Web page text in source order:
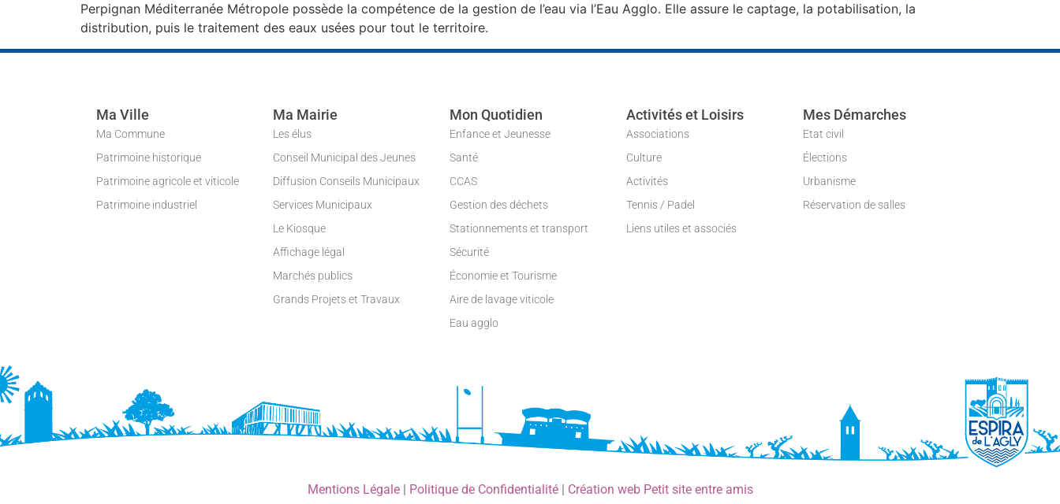
Perpignan Méditerranée Métropole possède la compétence de la gestion de l’eau via l’Eau Agglo. Elle assure le captage, la potabilisation, la
distribution, puis le traitement des eaux usées pour tout le territoire.
Ma Ville
Ma Commune
Patrimoine historique
Patrimoine agricole et viticole
Patrimoine industriel
Ma Mairie
Les élus
Conseil Municipal des Jeunes
Diffusion Conseils Municipaux
Services Municipaux
Le Kiosque
Affichage légal
Marchés publics
Grands Projets et Travaux
Mon Quotidien
Enfance et Jeunesse
Santé
CCAS
Gestion des déchets
Stationnements et transport
Sécurité
Économie et Tourisme
Aire de lavage viticole
Eau agglo
Activités et Loisirs
Associations
Culture
Activités
Tennis / Padel
Liens utiles et associés
Mes Démarches
Etat civil
Élections
Urbanisme
Réservation de salles
Mentions Légale| Politique de Confidentialité| Création web Petit site entre amis